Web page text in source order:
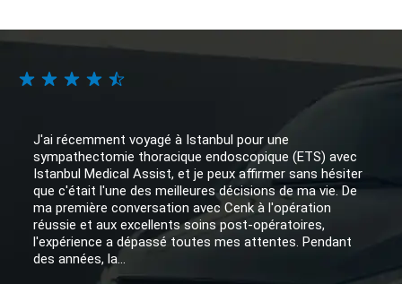
J'ai récemment voyagé à Istanbul pour une
sympathectomie thoracique endoscopique (ETS) avec
Istanbul Medical Assist, et je peux affirmer sans hésiter
que c'était l'une des meilleures décisions de ma vie. De
ma première conversation avec Cenk à l'opération
réussie et aux excellents soins post-opératoires,
l'expérience a dépassé toutes mes attentes. Pendant
des années, la...